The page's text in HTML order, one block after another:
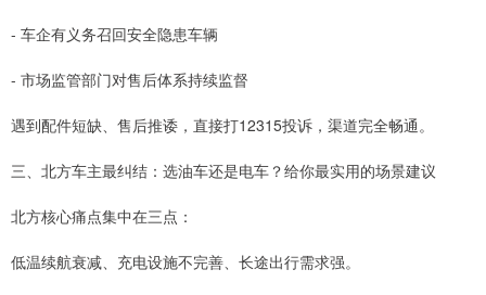
- 车企有义务召回安全隐患车辆
- 市场监管部门对售后体系持续监督
遇到配件短缺、售后推诿，直接打12315投诉，渠道完全畅通。
三、北方车主最纠结：选油车还是电车？给你最实用的场景建议
北方核心痛点集中在三点：
低温续航衰减、充电设施不完善、长途出行需求强。